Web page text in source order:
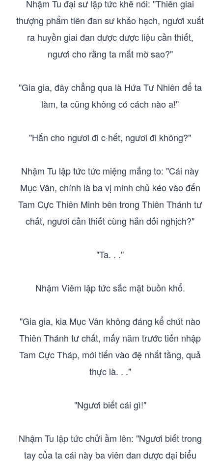
Nhậm Tu đại sư lập tức khẽ nói: "Thiên giai
thượng phẩm tiên đan sư khảo hạch, ngươi xuất
ra huyền giai đan dược dược liệu cần thiết,
ngươi cho rằng ta mắt mờ sao?"
"Gia gia, đây chẳng qua là Hứa Tư Nhiên để ta
làm, ta cũng không có cách nào a!"
"Hắn cho ngươi đi c·hết, ngươi đi không?"
Nhậm Tu lập tức tức miệng mắng to: "Cái này
Mục Vân, chính là ba vị minh chủ kéo vào đến
Tam Cực Thiên Minh bên trong Thiên Thánh tư
chất, ngươi cần thiết cùng hắn đối nghịch?"
"Ta. . ."
Nhậm Viêm lập tức sắc mặt buồn khổ.
"Gia gia, kia Mục Vân không đáng kể chút nào
Thiên Thánh tư chất, mấy năm trước tiến nhập
Tam Cực Tháp, mới tiến vào đệ nhất tầng, quả
thực là. . ."
"Ngươi biết cái gì!"
Nhậm Tu lập tức chửi ầm lên: "Ngươi biết trong
tay của ta cái này ba viên đan dược đại biểu